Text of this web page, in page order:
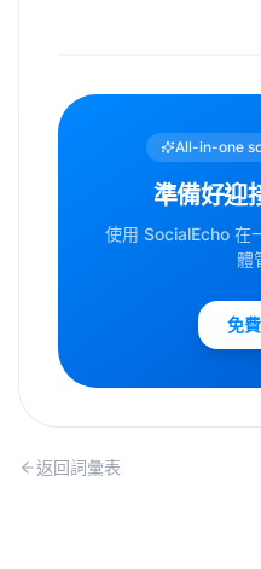
All-in-one
準備好迎
使用 SocialEcho 在
體
免
返回詞彙表